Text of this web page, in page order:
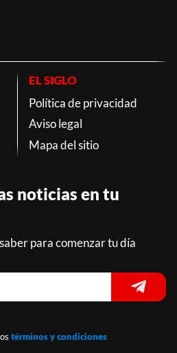
EL SIGLO
Política de privacidad
Aviso legal
Mapa del sitio
noticias en tu
para comenzar tu día
términos y condiciones